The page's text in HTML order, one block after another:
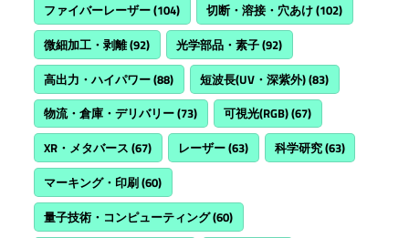
ファイバーレーザー(104) 切断・溶接・穴あけ(102)
微細加工・剥離(92) 光学部品・素子(92)
高出力・ハイパワー(88) 短波長(UV・深紫外)(83)
物流・倉庫・デリバリー(73) 可視光(RGB)(67)
XR・メタバース (67) レーザー(63) 科学研究(63)
マーキング・印刷(60)
量子技術・コンピューティング(60)